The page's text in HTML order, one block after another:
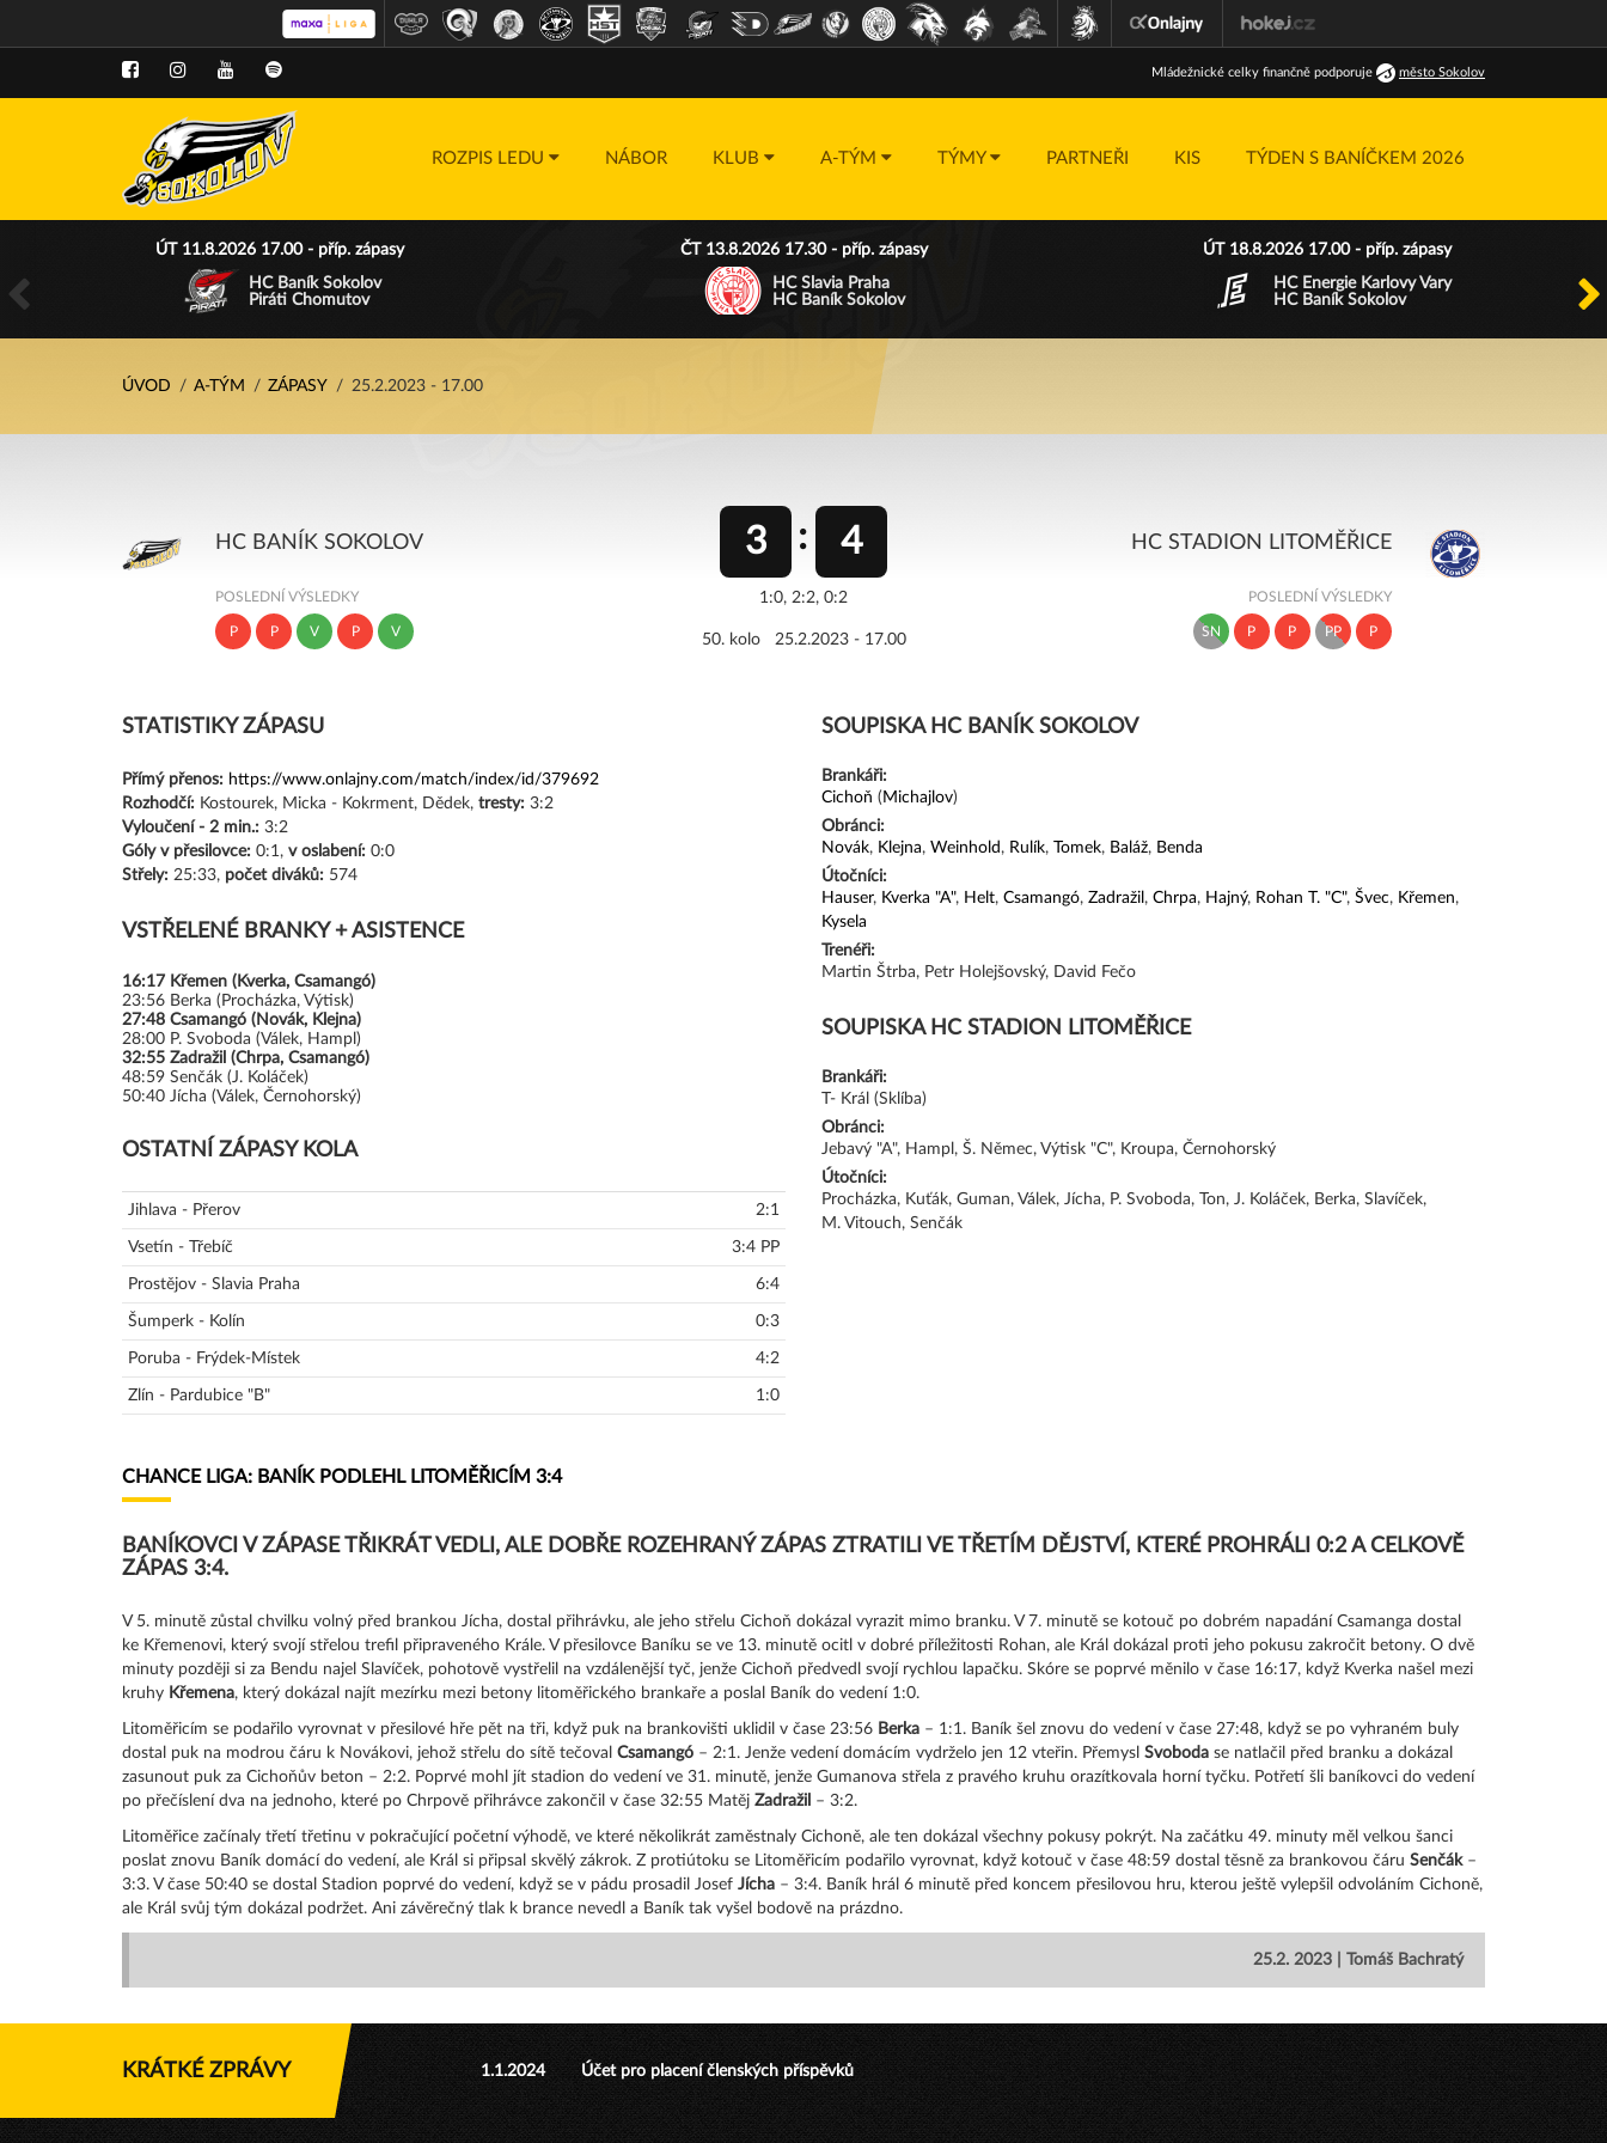
Ml ádežnické celky finančně podporuje město Sokolov
ROZPIS LEDU NÁBOR KLUB A-TÝM TÝMY PARTNEŘI KIS TÝDEN S BANÍČKEM 2026
ÚT 11.8.2026 17.00 - příp. zápasy
HC Baník Sokolov
Piráti Chomutov
ČT 13.8.2026 17.30 - příp. zápasy
HC Slavia Praha
HC Baník Sokolov
ÚT 18.8.2026 17.00 - příp. zápasy
HC Energie Karlovy Vary
HC Baník Sokolov
ÚVOD A-TÝM ZÁPASY 25.2.2023 - 17.00
HC BANÍK SOKOLOV
POSLEDNÍ VÝSLEDKY
P P V P V
3 4
1:0, 2:2, 0:2
50. kolo 25.2.2023 - 17.00
HC STADION LITOMĚŘICE
POSLEDNÍ VÝSLEDKY
SN P P PP P
STATISTIKY ZÁPASU
Přímý přenos: https://www.onlajny.com/match/index/id/379692
Rozhodčí: Kostourek, Micka - Kokrment, Dědek, tresty: 3:2
Vyloučení - 2 min.: 3:2
Góly v přesilovce: 0:1, v oslabení: 0:0
Střely: 25:33, počet diváků: 574
VSTŘELENÉ BRANKY + ASISTENCE
16:17 Křemen (Kverka, Csamangó)
23:56 Berka (Procházka, Výtisk)
27:48 Csamangó (Novák, Klejna)
28:00 P. Svoboda (Válek, Hampl)
32:55 Zadražil (Chrpa, Csamangó)
48:59 Senčák (J. Koláček)
50:40 Jícha (Válek, Černohorský)
OSTATNÍ ZÁPASY KOLA
Jihlava - Přerov 2:1
Vsetín - Třebíč 3:4 PP
Prostějov - Slavia Praha 6:4
Šumperk - Kolín 0:3
Poruba - Frýdek-Místek 4:2
Zlín - Pardubice "B" 1:0
SOUPISKA HC BANÍK SOKOLOV
Brankáři:
Cichoň ( Michajlov)
Obránci:
Novák, Klejna, Weinhold, Rulík, Tomek, Baláž, Benda
Útočníci:
Hauser, Kverka "A", Helt, Csamangó, Zadražil , Chrpa, Hajný, Rohan T. "C", Švec, Křemen,
Kysela
Trenéři:
Martin Štrba, Petr Holejšovský, David Fečo
SOUPISKA HC STADION LITOMĚŘICE
Brankáři:
T- Král (Sklíba)
Obránci:
Jebavý "A", Hampl, Š. Němec, Výtisk "C", Kroupa, Černohorský
Útočníci:
Procházka, Kuťák, Guman, Válek, Jícha, P. Svoboda, Ton, J. Koláček, Berka, Slavíček,
M. Vitouch, Senčák
CHANCE LIGA: BANÍK PODLEHL LITOMĚŘICÍM 3:4
BANÍKOVCI V ZÁPASE TŘIKRÁT VEDLI, ALE DOBŘE ROZEHRANÝ ZÁPAS ZTRATILI VE TŘETÍM DĚJSTVÍ, KTERÉ PROHRÁLI 0:2 A CELKOVĚ
ZÁPAS 3:4.
V 5. minutě zůstal chvilku volný před brankou Jícha, dostal přihrávku, ale jeho střelu Cichoň dokázal vyrazit mimo branku. V 7. minutě se kotouč po dobrém napadání Csamanga dostal
ke Křemenovi, který svojí střelou trefil připraveného Krále. V přesilovce Baníku se ve 13. minutě ocitl v dobré příležitosti Rohan, ale Král dokázal proti jeho pokusu zakročit betony. O dvě
minuty později si za Bendu najel Slavíček, pohotově vystřelil na vzdálenější tyč, jenže Cichoň předvedl svojí rychlou lapačku. Skóre se poprvé měnilo v čase 16:17, když Kverka našel mezi
kruhy Křemena, který dokázal najít mezírku mezi betony litoměřického brankaře a poslal Baník do vedení 1:0.
Litoměřicím se podařilo vyrovnat v přesilové hře pět na tři, když puk na brankovišti uklidil v čase 23:56 Berka – 1:1. Baník šel znovu do vedení v čase 27:48, když se po vyhraném buly
dostal puk na modrou čáru k Novákovi, jehož střelu do sítě tečoval Csamangó – 2:1. Jenže vedení domácím vydrželo jen 12 vteřin. Přemysl Svoboda se natlačil před branku a dokázal
zasunout puk za Cichoňův beton – 2:2. Poprvé mohl jít stadion do vedení ve 31. minutě, jenže Gumanova střela z pravého kruhu orazítkovala horní tyčku. Potřetí šli baníkovci do vedení
po přečíslení dva na jednoho, které po Chrpově přihrávce zakončil v čase 32:55 Matěj Zadražil – 3:2.
Litoměřice začínaly třetí třetinu v pokračující početní výhodě, ve které několikrát zaměstnaly Cichoně, ale ten dokázal všechny pokusy pokrýt. Na začátku 49. minuty měl velkou šanci
poslat znovu Baník domácí do vedení, ale Král si připsal skvělý zákrok. Z protiútoku se Litoměřicím podařilo vyrovnat, když kotouč v čase 48:59 dostal těsně za brankovou čáru Senčák–
3:3. V čase 50:40 se dostal Stadion poprvé do vedení, když se v pádu prosadil Josef Jícha – 3:4. Baník hrál 6 minutě před koncem přesilovou hru, kterou ještě vylepšil odvoláním Cichoně,
ale Král svůj tým dokázal podržet. Ani závěrečný tlak k brance nevedl a Baník tak vyšel bodově na prázdno.
25.2. 2023 | Tomáš Bachratý
KRÁTKÉ ZPRÁVY 1.1.2024 Účet pro placení členských příspěvků